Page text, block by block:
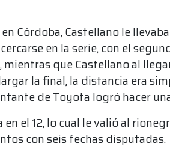
Córdoba, Castellano le
en la serie, con el
que Castellano al
la final, la distancia era
de Toyota logró hacer
el 12, lo cual le valió al
con seis fechas disputadas.